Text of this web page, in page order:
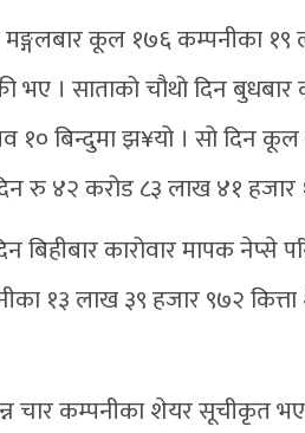
मङ्गलबार कूल १७६ कम्पनीका
भए । साताको चौथो दिन
बिन्दुमा झ¥यो । सो दिन कूल
रु ४२ करोड ८३ लाख ४१ हजार
बिहीबार कारोवार मापक
१३ लाख ३९ हजार ९७२
चार कम्पनीका शेयर सूचीकृत भए